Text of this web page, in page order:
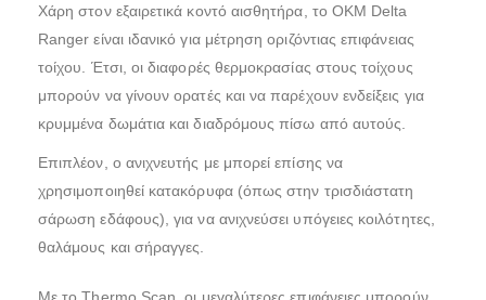
Χάρη στον εξαιρετικά κοντό αισθητήρα, το OKM Delta
Ranger είναι ιδανικό για μέτρηση οριζόντιας επιφάνειας
τοίχου. Έτσι, οι διαφορές θερμοκρασίας στους τοίχους
μπορούν να γίνουν ορατές και να παρέχουν ενδείξεις για
κρυμμένα δωμάτια και διαδρόμους πίσω από αυτούς.
Επιπλέον, ο ανιχνευτής με μπορεί επίσης να
χρησιμοποιηθεί κατακόρυφα (όπως στην τρισδιάστατη
σάρωση εδάφους), για να ανιχνεύσει υπόγειες κοιλότητες,
θαλάμους και σήραγγες.
Με το Thermo Scan, οι μεγαλύτερες επιφάνειες μπορούν